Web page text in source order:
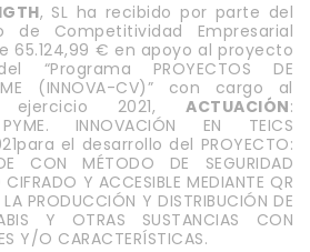
, SL ha recibido por parte del
de Competitividad Empresarial
65.124,99 € en apoyo al proyecto
“Programa PROYECTOS DE
(INNOVA-CV)” con cargo al
ejercicio 2021, ACTUACIÓN:
INNOVACIÓN EN TEICS
el desarrollo del PROYECTO:
CON MÉTODO DE SEGURIDAD
Y ACCESIBLE MEDIANTE QR
PRODUCCIÓN Y DISTRIBUCIÓN DE
Y OTRAS SUSTANCIAS CON
Y/O CARACTERÍSTICAS.